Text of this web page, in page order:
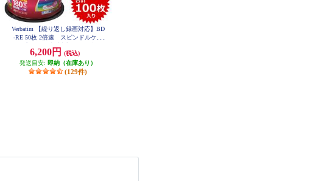
Verbatim 【繰り返し録画対応】BD
-RE 50枚 2倍速 スピンドルケー
エリア対応 2個セット VBE130NP5
0SV1-2-ESET
6,200円
(税込)
発送目安: 即納（在庫あり）
(129件)